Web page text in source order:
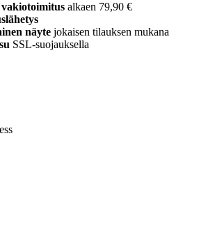
alkaen 79,90 €
näyte jokaisen tilauksen mukana
SSL-suojauksella